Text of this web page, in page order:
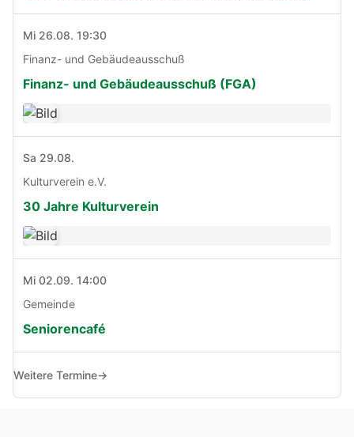
Mi 26.08. 19:30
Finanz- und Gebäudeausschuß
Finanz- und Gebäudeausschuß (FGA)
Sa 29.08.
Kulturverein e.V.
30 Jahre Kulturverein
Mi 02.09. 14:00
Gemeinde
Seniorencafé
Weitere Termine→